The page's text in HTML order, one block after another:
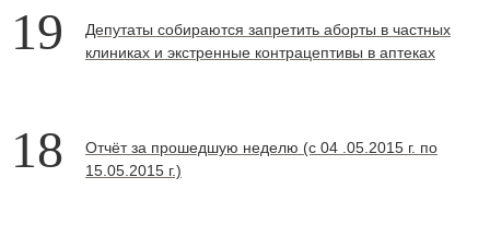
19
Депутаты собираются запретить аборты в частных
клиниках и экстренные контрацептивы в аптеках
18
Отчёт за прошедшую неделю (с 04 .05.2015 г. по
15.05.2015 г.)